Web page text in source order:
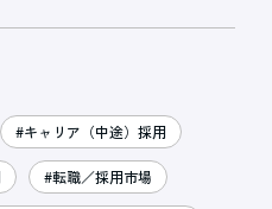
#キャリア（中途）採用
#転職／採用市場